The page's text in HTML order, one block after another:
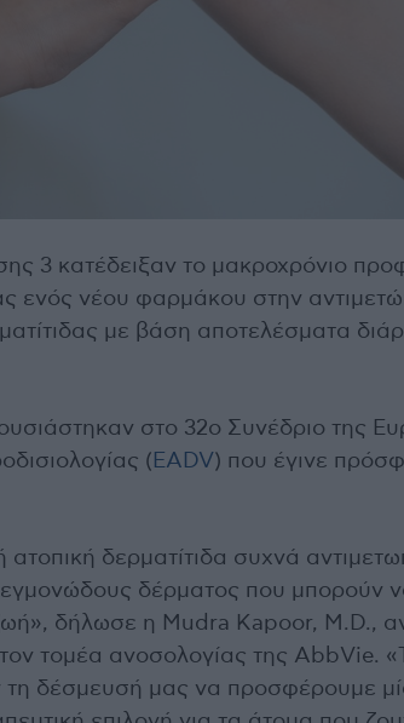
3 κατέδειξαν το μακροχρόνιο
ενός νέου φαρμάκου στην
με βάση αποτελέσματα
στο 32ο Συνέδριο της
( EADV) που έγινε
δερματίτιδα συχνά
δέρματος που μπορούν
δήλωσε η Mudra Kapoor, M.D.,
τομέα ανοσολογίας της AbbVie.
δέσμευσή μας να προσφέρουμε